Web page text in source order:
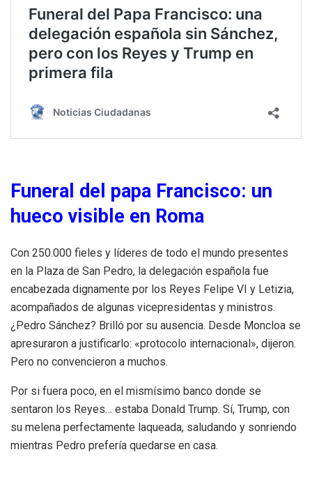
Funeral del papa Francisco: un
hueco visible en Roma
Con 250.000 fieles y líderes de todo el mundo presentes
en la Plaza de San Pedro, la delegación española fue
encabezada dignamente por los Reyes Felipe VI y Letizia,
acompañados de algunas vicepresidentas y ministros.
¿Pedro Sánchez? Brilló por su ausencia. Desde Moncloa se
apresuraron a justificarlo: «protocolo internacional», dijeron.
Pero no convencieron a muchos.
Por si fuera poco, en el mismísimo banco donde se
sentaron los Reyes… estaba Donald Trump. Sí, Trump, con
su melena perfectamente laqueada, saludando y sonriendo
mientras Pedro prefería quedarse en casa.